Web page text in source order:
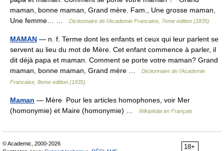
maman, bonne maman, Grand mère. Fam., Une grosse maman,
Une femme… …
Dictionnaire de l'Academie Francaise, 7eme edition (1835)
MAMAN — n. f. Terme dont les enfants et ceux qui leur parlent se
servent au lieu du mot de Mère. Cet enfant commence à parler, il
dit déjà papa et maman. Comment se porte votre maman? Grand
maman, bonne maman, Grand mère …
Dictionnaire de l'Academie
Francaise, 8eme edition (1935)
Maman — Mère Pour les articles homophones, voir Mer
(homonymie) et Maire (homonymie) …
Wikipédia en Français
18+
© Academic, 2000-2026